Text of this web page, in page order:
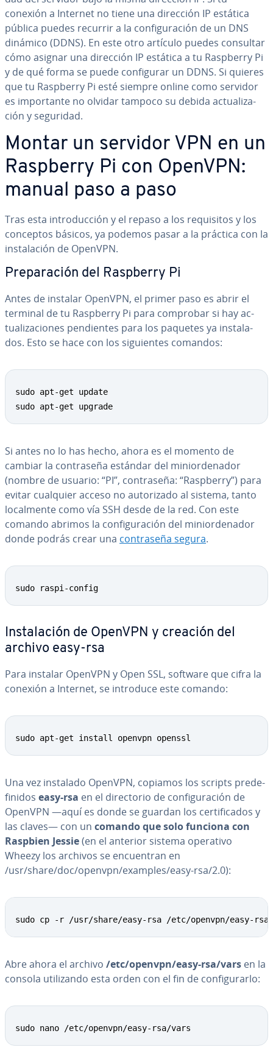
conexión a Internet no tiene una dirección IP estática
pública puedes recurrir a la co­n­fi­gu­ra­ción de un DNS
dinámico (DDNS). En este otro artículo puedes consultar
cómo asignar una dirección IP estática a tu Raspberry Pi
y de qué forma se puede co­n­fi­gu­rar un DDNS. Si quieres
que tu Raspberry Pi esté siempre online como servidor
es im­po­r­ta­n­te no olvidar tampoco su debida ac­tua­li­za­
ción y seguridad.
Montar un servidor VPN en un
Raspberry Pi con OpenVPN:
manual paso a paso
Tras esta in­tro­du­c­ción y el repaso a los re­qui­si­tos y los
conceptos básicos, ya podemos pasar a la práctica con la
in­s­ta­la­ción de OpenVPN.
Pre­pa­ra­ción del Raspberry Pi
Antes de instalar OpenVPN, el primer paso es abrir el
terminal de tu Raspberry Pi para comprobar si hay ac­
tua­li­za­cio­nes pe­n­die­n­tes para los paquetes ya in­s­ta­la­
dos. Esto se hace con los si­guie­n­tes comandos:
sudo apt-get update
sudo apt-get upgrade
Si antes no lo has hecho, ahora es el momento de
cambiar la co­n­tra­se­ña estándar del mi­nio­r­de­na­dor
(nombre de usuario: “PI”, co­n­tra­se­ña: “Raspberry”) para
evitar cualquier acceso no au­to­ri­za­do al sistema, tanto
lo­ca­l­me­n­te como vía SSH desde de la red. Con este
comando abrimos la co­n­fi­gu­ra­ción del mi­nio­r­de­na­dor
donde podrás crear una co­n­tra­se­ña segura.
sudo raspi-config
In­s­ta­la­ción de OpenVPN y creación del
archivo easy-rsa
Para instalar OpenVPN y Open SSL, software que cifra la
conexión a Internet, se introduce este comando:
sudo apt-get install openvpn openssl
Una vez instalado OpenVPN, copiamos los scripts pre­de­
fi­ni­dos easy-rsa en el di­re­c­to­rio de co­n­fi­gu­ra­ción de
OpenVPN —aquí es donde se guardan los ce­r­ti­fi­ca­dos y
las claves— con un comando que solo funciona con
Raspbien Jessie(en el anterior sistema operativo
Wheezy los archivos se en­cue­n­tran en
/usr/share/doc/openvpn/examples/easy-rsa/2.0):
sudo cp -r /usr/share/easy-rsa /etc/openvpn/easy-rsa
Abre ahora el archivo /etc/openvpn/easy-rsa/vars en la
consola uti­li­za­n­do esta orden con el fin de co­n­fi­gu­rar­lo:
sudo nano /etc/openvpn/easy-rsa/vars